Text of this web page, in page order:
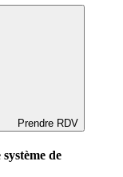
Prendre RDV
de